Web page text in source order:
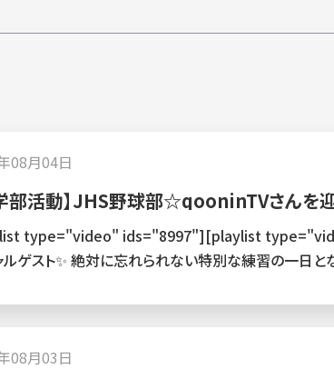
08月04日
部活動】JHS野球部☆qooninTVさんを
type="video" ids="8997"][playlist type="video" ids="8995"] 本庄第
ゲスト✨ 絶対に忘れられない特別な練習の一日と
08月03日